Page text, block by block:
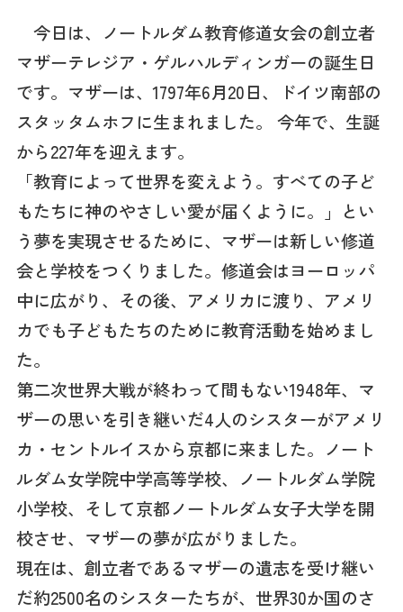
今日は、ノートルダム教育修道女会の創立者
マザーテレジア・ゲルハルディンガーの誕生日
です。マザーは、1797年6月20日、ドイツ南部の
スタッタムホフに生まれました。 今年で、生誕
から227年を迎えます。
「教育によって世界を変えよう。すべての子ど
もたちに神のやさしい愛が届くように。」とい
う夢を実現させるために、マザーは新しい修道
会と学校をつくりました。修道会はヨーロッパ
中に広がり、その後、アメリカに渡り、アメリ
カでも子どもたちのために教育活動を始めまし
た。
第二次世界大戦が終わって間もない1948年、マ
ザーの思いを引き継いだ4人のシスターがアメリ
カ・セントルイスから京都に来ました。ノート
ルダム女学院中学高等学校、ノートルダム学院
小学校、そして京都ノートルダム女子大学を開
校させ、マザーの夢が広がりました。
現在は、創立者であるマザーの遺志を受け継い
だ約2500名のシスターたちが、世界30か国のさ